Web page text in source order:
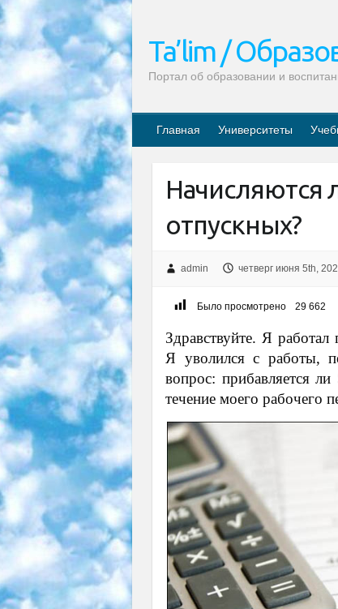
Ta’lim /
Портал об образовании и
Главная Университеты
Начисляются
отпускных?
admin четверг июня 5th,
Было просмотрено 29 662
Здравствуйте. Я работал
Я уволился с работы,
вопрос: прибавляется
течение моего рабочего